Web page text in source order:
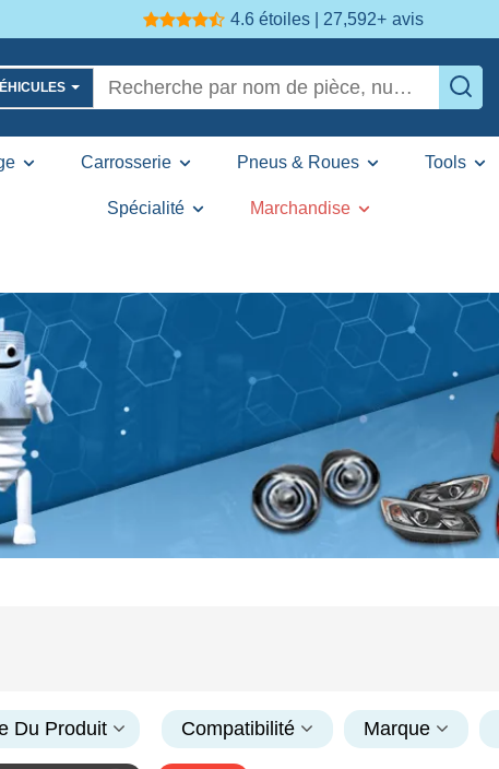
4.6 étoiles | 27,592+ avis
Carrosserie Pneus & Roues Tools
Spécialité Marchandise
Du Produit Compatibilité Marque